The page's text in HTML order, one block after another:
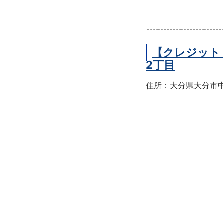
【クレジッ
2丁目
住所：大分県大分市